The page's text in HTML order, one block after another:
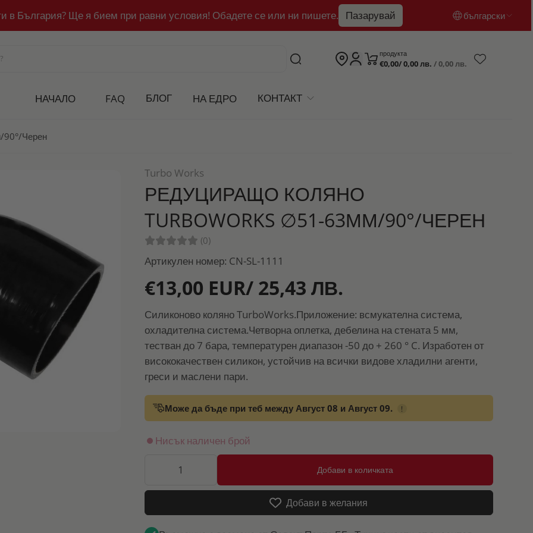
в България? Ще я бием при равни условия! Обадете се или ни пишете. Пазарувай български
English
продукта
€0,00/ 0,00 лв. / 0,00 лв.
НАЧАЛО FAQ БЛОГ НА ЕДРО КОНТАКТ
черен
Turbo Works
РЕДУЦИРАЩО КОЛЯНО
TURBOWORKS ∅51-63ММ/90°/ЧЕРЕН
(0)
Артикулен номер: CN-SL-1111
€13,00 EUR/ 25,43 ЛВ.
Силиконово коляно TurboWorks.Приложение: всмукателна система,
охладителна система.Четворна оплетка, дебелина на стената 5 мм,
тестван до 7 бара, температурен диапазон -50 до + 260 ° C. Изработен от
висококачествен силикон, устойчив на всички видове хладилни агенти,
греси и маслени пари.
Може да бъде при теб между Август 08 и Август 09. !
Нисък наличен брой
Добави в количката
Добави в желания